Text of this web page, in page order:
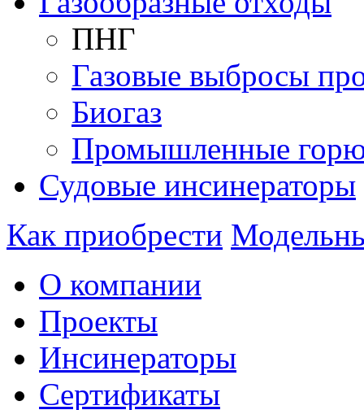
ПНГ
Газовые выбросы
Биогаз
Промышленные
Судовые инсинераторы
Как приобрести
О компании
Проекты
Инсинераторы
Сертификаты